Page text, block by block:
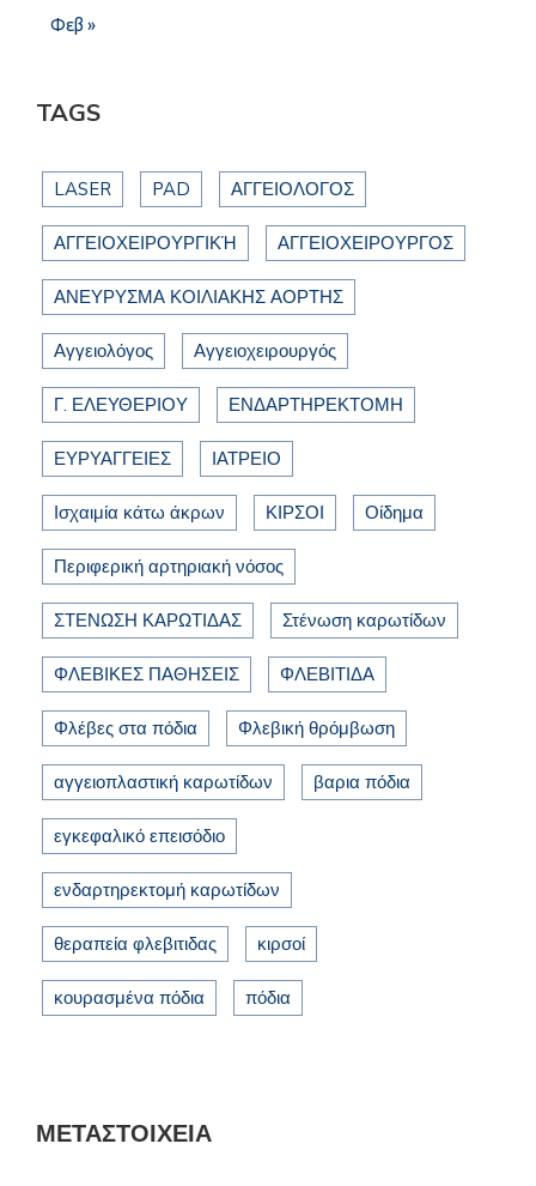
Φεβ »
TAGS
LASER PAD ΑΓΓΕΙΟΛΟΓΟΣ
ΑΓΓΕΙΟΧΕΙΡΟΥΡΓΙΚΉ ΑΓΓΕΙΟΧΕΙΡΟΥΡΓΟΣ
ΑΝΕΥΡΥΣΜΑ ΚΟΙΛΙΑΚΗΣ ΑΟΡΤΗΣ
Αγγειολόγος Αγγειοχειρουργός
Γ. ΕΛΕΥΘΕΡΙΟΥ ΕΝΔΑΡΤΗΡΕΚΤΟΜΗ
ΕΥΡΥΑΓΓΕΙΕΣ ΙΑΤΡΕΙΟ
Ισχαιμία κάτω άκρων ΚΙΡΣΟΙ Οίδημα
Περιφερική αρτηριακή νόσος
ΣΤΕΝΩΣΗ ΚΑΡΩΤΙΔΑΣ Στένωση καρωτίδων
ΦΛΕΒΙΚΕΣ ΠΑΘΗΣΕΙΣ ΦΛΕΒΙΤΙΔΑ
Φλέβες στα πόδια Φλεβική θρόμβωση
αγγειοπλαστική καρωτίδων βαρια πόδια
εγκεφαλικό επεισόδιο
ενδαρτηρεκτομή καρωτίδων
θεραπεία φλεβιτιδας κιρσοί
κουρασμένα πόδια πόδια
ΜΕΤΑΣΤΟΙΧΕΊΑ